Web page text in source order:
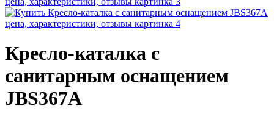
Кресло-каталка с
санитарным оснащением
JBS367A